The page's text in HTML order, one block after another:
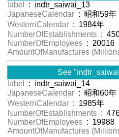
label
: indtr_saiwai_13
JapaneseCalendar : 昭和59年
WesternCalendar : 1984年
NumberOfEstablishments :
NumberOfEmployees : 20016
AmountOfManufactures
See
label
: indtr_saiwai_14
JapaneseCalendar : 昭和60年
WesternCalendar : 1985年
NumberOfEstablishments :
NumberOfEmployees : 19988
AmountOfManufactures